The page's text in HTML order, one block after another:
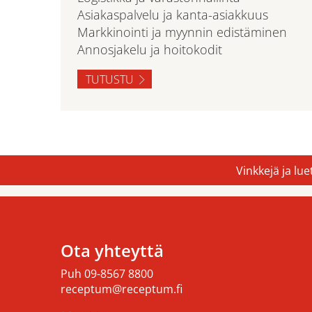
Asiakaspalvelu ja kanta-asiakkuus
Markkinointi ja myynnin edistäminen
Annosjakelu ja hoitokodit
TUTUSTU
Vinkkejä ja
Ota yhteyttä
Puh 09-8567 8800
receptum@receptum.fi